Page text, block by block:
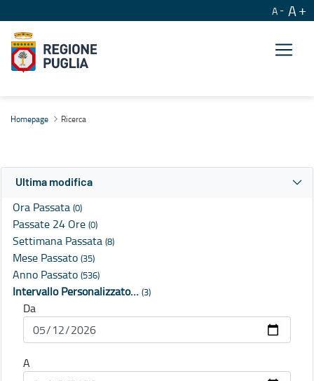
A A
Homepage Ricerca
Ultima modifica
Ora Passata (0)
Passate 24 Ore (0)
Settimana Passata (8)
Mese Passato (35)
Anno Passato (536)
Intervallo Personalizzato… (3)
Da
A